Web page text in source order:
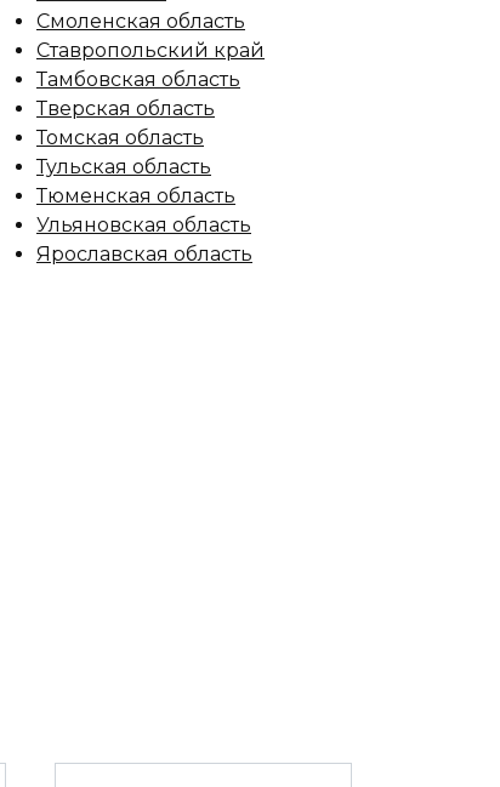
Смоленская область
Ставропольский край
Тамбовская область
Тверская область
Томская область
Тульская область
Тюменская область
Ульяновская область
Ярославская область